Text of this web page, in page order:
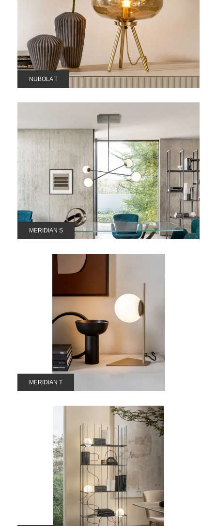
NUBOLA T
MERIDIAN S
MERIDIAN T